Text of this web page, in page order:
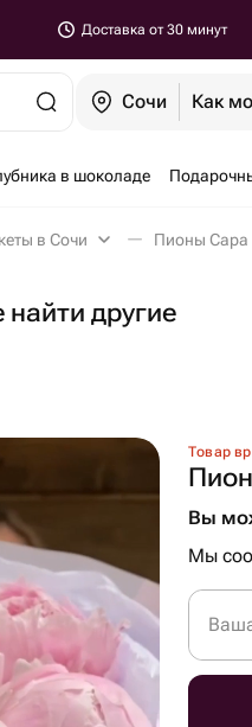
Доставка от 30 минут
Сочи Как
в шоколаде
в Сочи Пионы Сара
другие
Товар
Вы
Мы